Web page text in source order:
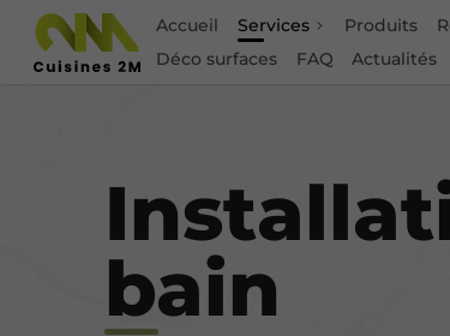
Accueil Services Produits
Déco surfaces
FAQ Actualités
bain